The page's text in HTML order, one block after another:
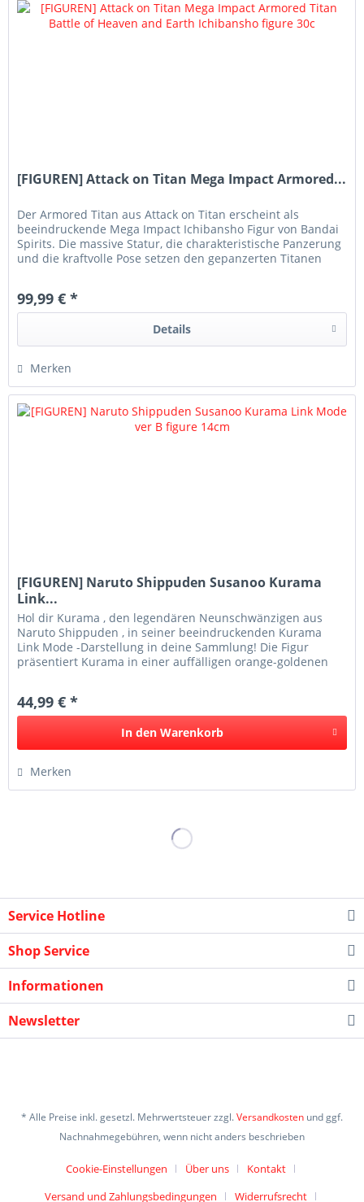
[FIGUREN] Attack on Titan Mega Impact Armored...
Der Armored Titan aus Attack on Titan erscheint als
beeindruckende Mega Impact Ichibansho Figur von Bandai
Spirits. Die massive Statur, die charakteristische Panzerung
und die kraftvolle Pose setzen den gepanzerten Titanen
99,99 € *
Details
Merken
[FIGUREN] Naruto Shippuden Susanoo Kurama
Link...
Hol dir Kurama , den legendären Neunschwänzigen aus
Naruto Shippuden , in seiner beeindruckenden Kurama
Link Mode -Darstellung in deine Sammlung! Die Figur
präsentiert Kurama in einer auffälligen orange-goldenen
44,99 € *
In den Warenkorb
Merken
Service Hotline
Shop Service
Informationen
Newsletter
* Alle Preise inkl. gesetzl. Mehrwertsteuer zzgl.Versandkosten und ggf.
Nachnahmegebühren, wenn nicht anders beschrieben
Cookie-Einstellungen Über uns
Kontakt
Versand und Zahlungsbedingungen
Widerrufsrecht